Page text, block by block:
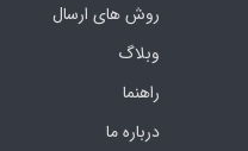
روش های ارسال
وبلاگ
راهنما
درباره ما